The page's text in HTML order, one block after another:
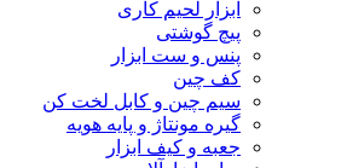
ابزار لحیم کاری
پیچ گوشتی
پنس و ست ابزار
کف چین
سیم چین و کابل لخت کن
گیره مونتاژ و پایه هویه
جعبه و کیف ابزار